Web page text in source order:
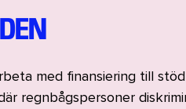
med finansiering till
regnbågspersoner